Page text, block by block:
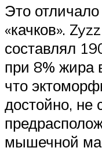
Это
«качков».
составлял
при 8% жира
что
достойно, не
мышечной